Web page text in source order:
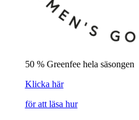
50 % Greenfee hela säsongen
Klicka här
för att läsa hur